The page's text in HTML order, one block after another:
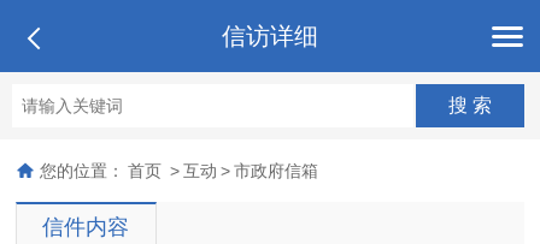
信访详细
您的位置： 首页 > 互动 > 市政府信箱
信件内容